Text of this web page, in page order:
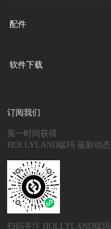
配件
软件下载
订阅我们
第一时间获得
HOLLYLAND猛玛 最新动态
扫码关注 HOLLYLAND猛玛